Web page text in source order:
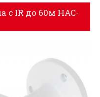
с IR до 60м HAC-